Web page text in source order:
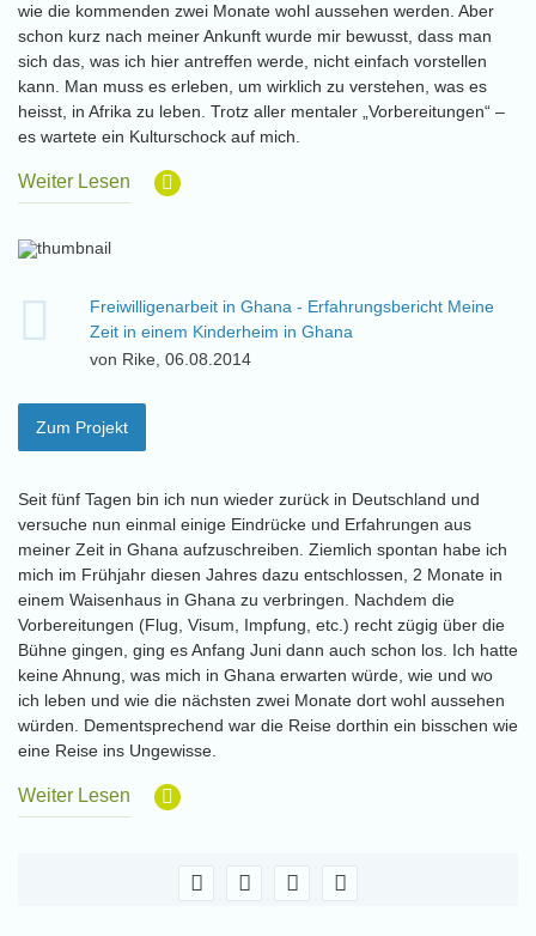
wie die kommenden zwei Monate wohl aussehen werden. Aber
schon kurz nach meiner Ankunft wurde mir bewusst, dass man
sich das, was ich hier antreffen werde, nicht einfach vorstellen
kann. Man muss es erleben, um wirklich zu verstehen, was es
heisst, in Afrika zu leben. Trotz aller mentaler „Vorbereitungen“ –
es wartete ein Kulturschock auf mich.
Weiter Lesen
Freiwilligenarbeit in Ghana - Erfahrungsbericht Meine
Zeit in einem Kinderheim in Ghana
von Rike, 06.08.2014
Zum Projekt
Seit fünf Tagen bin ich nun wieder zurück in Deutschland und
versuche nun einmal einige Eindrücke und Erfahrungen aus
meiner Zeit in Ghana aufzuschreiben. Ziemlich spontan habe ich
mich im Frühjahr diesen Jahres dazu entschlossen, 2 Monate in
einem Waisenhaus in Ghana zu verbringen. Nachdem die
Vorbereitungen (Flug, Visum, Impfung, etc.) recht zügig über die
Bühne gingen, ging es Anfang Juni dann auch schon los. Ich hatte
keine Ahnung, was mich in Ghana erwarten würde, wie und wo
ich leben und wie die nächsten zwei Monate dort wohl aussehen
würden. Dementsprechend war die Reise dorthin ein bisschen wie
eine Reise ins Ungewisse.
Weiter Lesen